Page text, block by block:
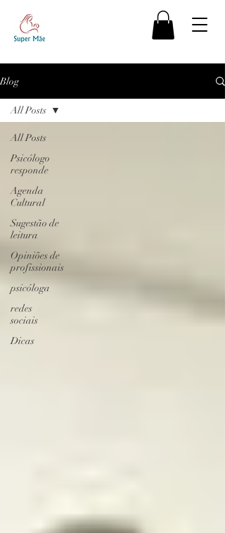
Blog
All Posts
Psicólogo
responde
Agenda
Cultural
Sugestão de
leitura
Opiniões de
profissionais
psicóloga
redes
sociais
Dicas
All Posts